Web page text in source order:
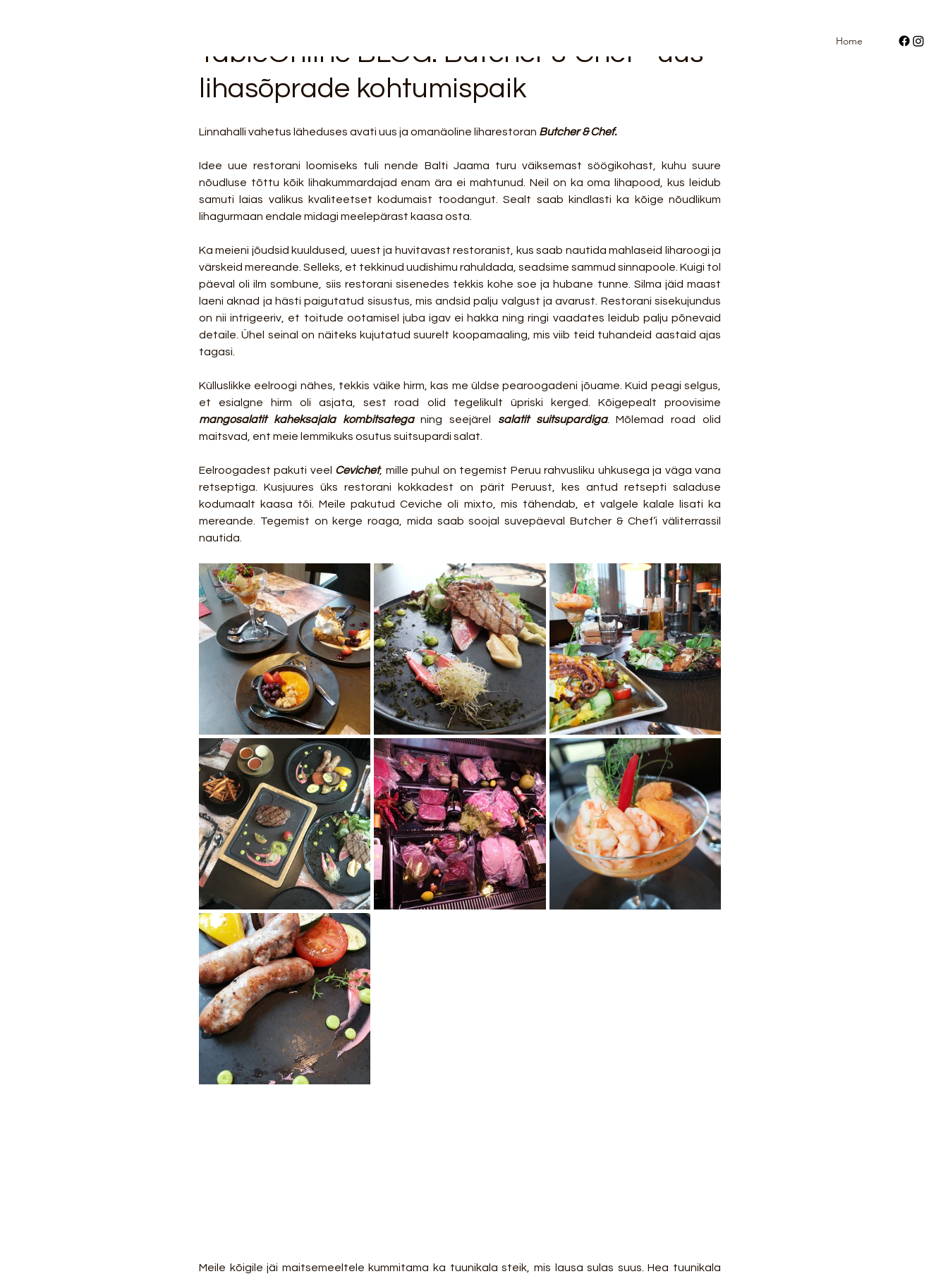
Home
TableOnline BLOG: Butcher & Chef - uus
lihasõprade kohtumispaik
Linnahalli vahetus läheduses avati uus ja omanäoline liharestoran Butcher & Chef.
Idee uue restorani loomiseks tuli nende Balti Jaama turu väiksemast söögikohast, kuhu suure
nõudluse tõttu kõik lihakummardajad enam ära ei mahtunud. Neil on ka oma lihapood, kus leidub
samuti laias valikus kvaliteetset kodumaist toodangut. Sealt saab kindlasti ka kõige nõudlikum
lihagurmaan endale midagi meelepärast kaasa osta.
Ka meieni jõudsid kuuldused, uuest ja huvitavast restoranist, kus saab nautida mahlaseid liharoogi ja
värskeid mereande. Selleks, et tekkinud uudishimu rahuldada, seadsime sammud sinnapoole. Kuigi tol
päeval oli ilm sombune, siis restorani sisenedes tekkis kohe soe ja hubane tunne. Silma jäid maast
laeni aknad ja hästi paigutatud sisustus, mis andsid palju valgust ja avarust. Restorani sisekujundus
on nii intrigeeriv, et toitude ootamisel juba igav ei hakka ning ringi vaadates leidub palju põnevaid
detaile. Ühel seinal on näiteks kujutatud suurelt koopamaaling, mis viib teid tuhandeid aastaid ajas
tagasi.
Külluslikke eelroogi nähes, tekkis väike hirm, kas me üldse pearoogadeni jõuame. Kuid peagi selgus,
mangosalatit kaheksajala kombitsatega ning seejärel salatit suitsupardiga. Mõlemad road olid
maitsvad, ent meie lemmikuks osutus suitsupardi salat.
Eelroogadest pakuti veel Cevichet, mille puhul on tegemist Peruu rahvusliku uhkusega ja väga vana
retseptiga. Kusjuures üks restorani kokkadest on pärit Peruust, kes antud retsepti saladuse
kodumaalt kaasa tõi. Meile pakutud Ceviche oli mixto, mis tähendab, et valgele kalale lisati ka
mereande. Tegemist on kerge roaga, mida saab soojal suvepäeval Butcher & Chef’i väliterrassil
nautida.
Meile kõigile jäi maitsemeeltele kummitama ka tuunikala steik, mis lausa sulas suus. Hea tuunikala